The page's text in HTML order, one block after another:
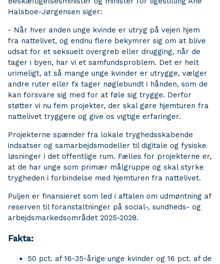
Halsboe-Jørgensen siger:
- Når hver anden unge kvinde er utryg på vejen hjem
fra nattelivet, og endnu flere bekymrer sig om at blive
udsat for et seksuelt overgreb eller drugging, når de
tager i byen, har vi et samfundsproblem. Det er helt
urimeligt, at så mange unge kvinder er utrygge, vælger
andre ruter eller fx tager nøglebundt i hånden, som de
kan forsvare sig med for at føle sig trygge. Derfor
støtter vi nu fem projekter, der skal gøre hjemturen fra
nattelivet tryggere og give os vigtige erfaringer.
Projekterne spænder fra lokale tryghedsskabende
indsatser og samarbejdsmodeller til digitale og fysiske
løsninger i det offentlige rum. Fælles for projekterne er,
at de har unge som primær målgruppe og skal styrke
trygheden i forbindelse med hjemturen fra nattelivet.
Puljen er finansieret som led i aftalen om udmøntning af
reserven til foranstaltninger på social-, sundheds- og
arbejdsmarkedsområdet 2025-2028.
Fakta:
50 pct. af 16-35-årige unge kvinder og 16 pct. af de